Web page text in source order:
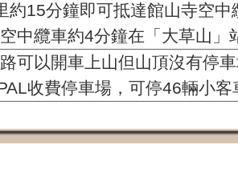
約15分鐘即可抵達館山寺空
中纜車約4分鐘在「大草山」
可以開車上山但山頂沒有停
收費停車場，可停46輛小客